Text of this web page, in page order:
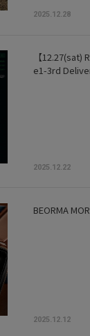
2025.12.28
【12.27(sat)
e1-3rd
2025.12.22
BEORMA
2025.12.12